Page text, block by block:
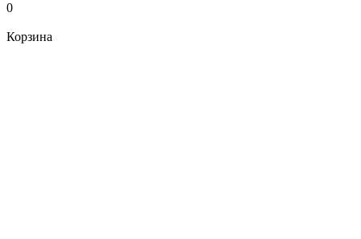
0
Корзина